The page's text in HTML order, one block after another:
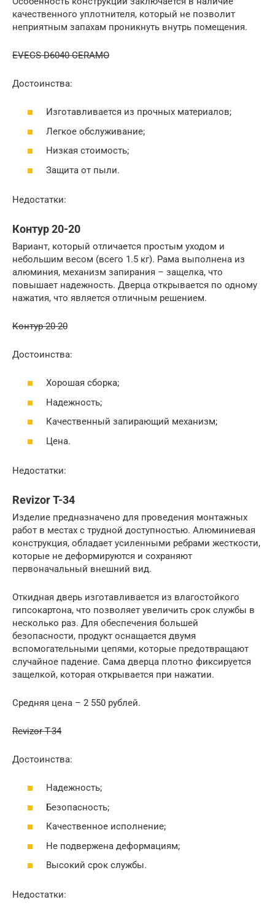
качественного уплотнителя, который не позволит
неприятным запахам проникнуть внутрь помещения.
EVECS D6040 CERAMO
Достоинства:
Изготавливается из прочных материалов;
Легкое обслуживание;
Низкая стоимость;
Защита от пыли.
Недостатки:
Контур 20-20
Вариант, который отличается простым уходом и
небольшим весом (всего 1.5 кг). Рама выполнена из
алюминия, механизм запирания – защелка, что
повышает надежность. Дверца открывается по одному
нажатия, что является отличным решением.
Контур 20-20
Достоинства:
Хорошая сборка;
Надежность;
Качественный запирающий механизм;
Цена.
Недостатки:
Revizor T-34
Изделие предназначено для проведения монтажных
работ в местах с трудной доступностью. Алюминиевая
конструкция, обладает усиленными ребрами жесткости,
которые не деформируются и сохраняют
первоначальный внешний вид.
Откидная дверь изготавливается из влагостойкого
гипсокартона, что позволяет увеличить срок службы в
несколько раз. Для обеспечения большей
безопасности, продукт оснащается двумя
вспомогательными цепями, которые предотвращают
случайное падение. Сама дверца плотно фиксируется
защелкой, которая открывается при нажатии.
Средняя цена – 2 550 рублей.
Revizor T-34
Достоинства:
Надежность;
Безопасность;
Качественное исполнение;
Не подвержена деформациям;
Высокий срок службы.
Недостатки: